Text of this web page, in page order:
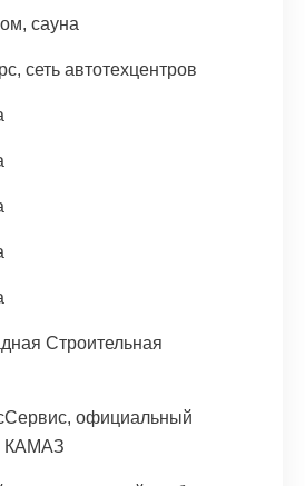
сауна
сеть автотехцентров
Строительная
официальный
КАМАЗ